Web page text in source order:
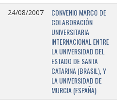
24/08/2007
CONVENIO MARCO DE
COLABORACIÓN
UNIVERSITARIA
INTERNACIONAL ENTRE
LA UNIVERSIDAD DEL
ESTADO DE SANTA
CATARINA (BRASIL), Y
LA UNIVERSIDAD DE
MURCIA (ESPAÑA)